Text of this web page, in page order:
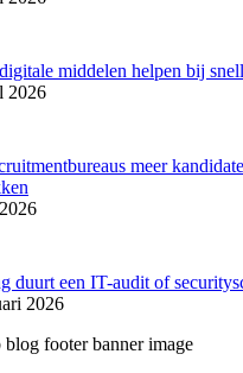
middelen helpen bij
2026
meer
duurt een IT-audit of
2026